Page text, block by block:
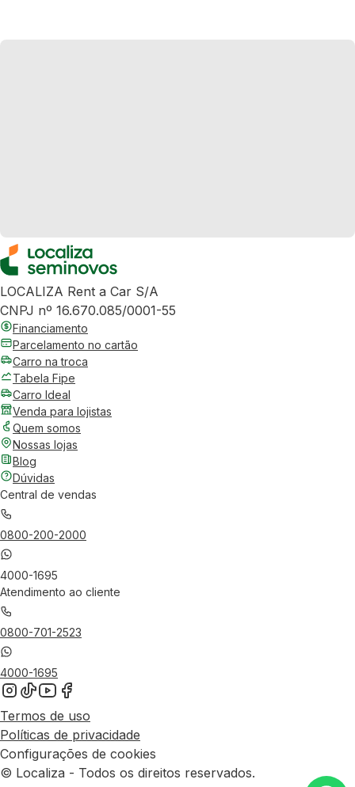
LOCALIZA Rent a Car S/A
CNPJ nº 16.670.085/0001-55
Financiamento
Parcelamento no cartão
Carro na troca
Tabela Fipe
Carro Ideal
Venda para lojistas
Quem somos
Nossas lojas
Blog
Dúvidas
Central de vendas
0800-200-2000
4000-1695
Atendimento ao cliente
0800-701-2523
4000-1695
Termos de uso
Políticas de privacidade
Configurações de cookies
© Localiza - Todos os direitos reservados.